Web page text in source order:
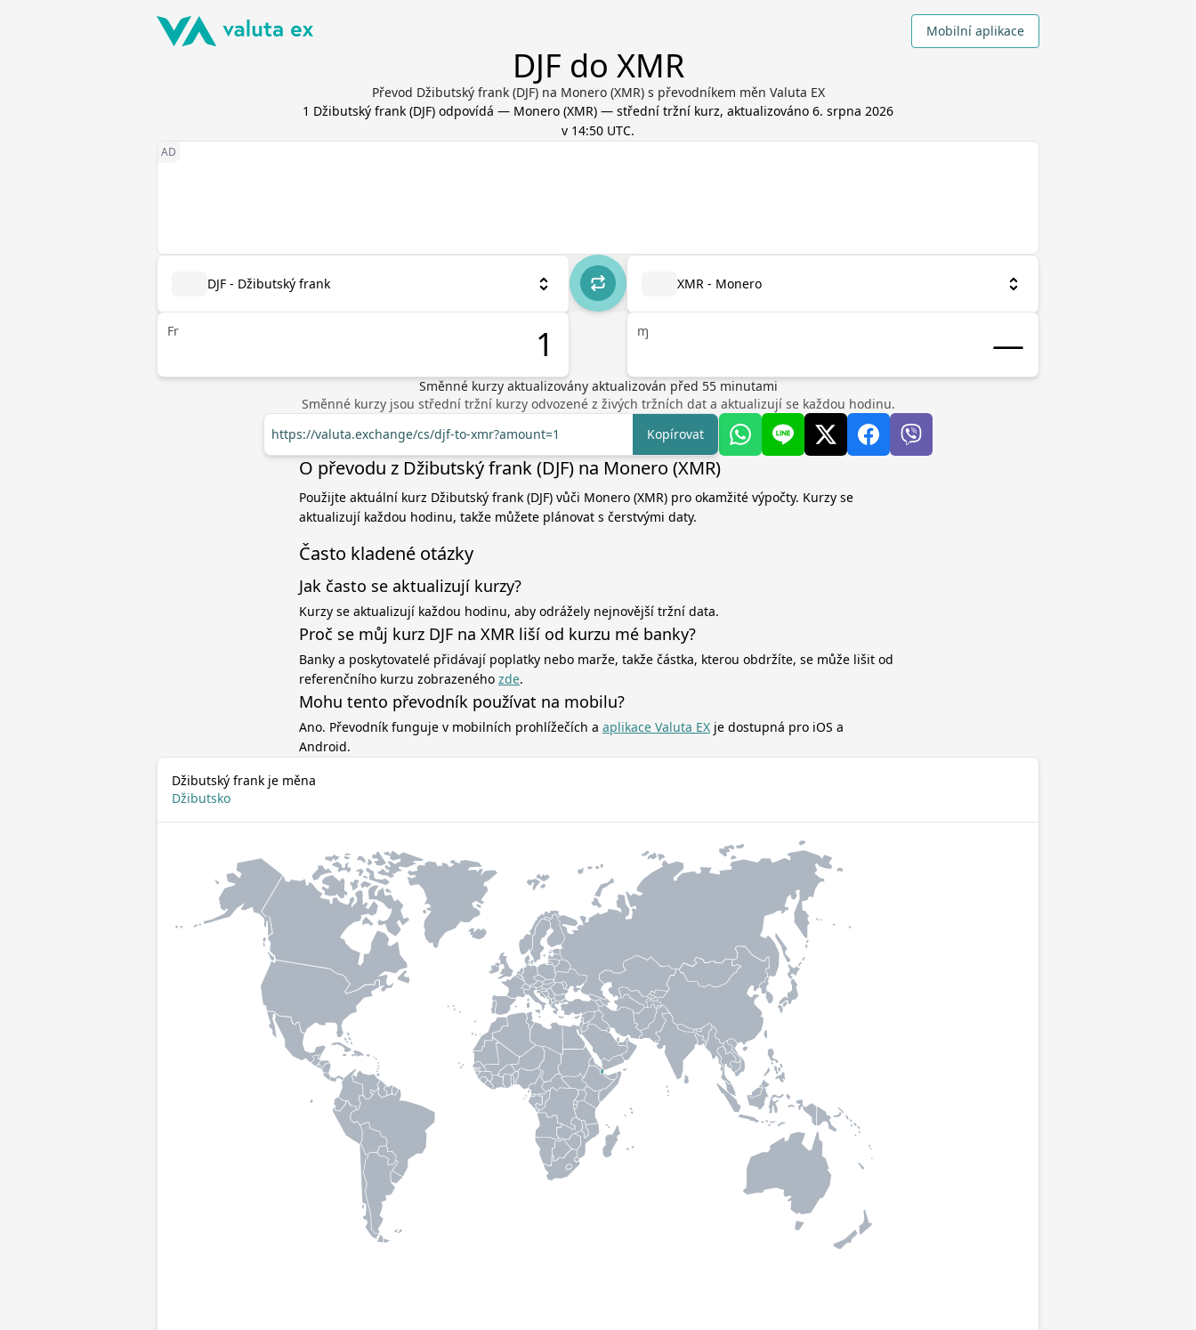
Mobilní aplikace
DJF do XMR
Převod Džibutský frank (DJF) na Monero (XMR) s převodníkem měn Valuta EX
1 Džibutský frank (DJF) odpovídá — Monero (XMR) — střední tržní kurz, aktualizováno 6. srpna 2026
v 14:50 UTC.
DJF - Džibutský frank
Fr
XMR - Monero
ɱ
Směnné kurzy aktualizovány aktualizován před 55minutami
Směnné kurzy jsou střední tržní kurzy odvozené z živých tržních dat a aktualizují se každou hodinu.
https://valuta.exchange/cs/djf-to-xmr?amount=1
Kopírovat
O převodu z Džibutský frank (DJF) na Monero (XMR)
Použijte aktuální kurz Džibutský frank (DJF) vůči Monero (XMR) pro okamžité výpočty. Kurzy se
aktualizují každou hodinu, takže můžete plánovat s čerstvými daty.
Často kladené otázky
Jak často se aktualizují kurzy?
Kurzy se aktualizují každou hodinu, aby odrážely nejnovější tržní data.
Proč se můj kurz DJF na XMR liší od kurzu mé banky?
Banky a poskytovatelé přidávají poplatky nebo marže, takže částka, kterou obdržíte, se může lišit od
referenčního kurzu zobrazeného zde.
Mohu tento převodník používat na mobilu?
Ano. Převodník funguje v mobilních prohlížečích a aplikace Valuta EX je dostupná pro iOS a
Android.
Džibutský frank je měna
Džibutsko